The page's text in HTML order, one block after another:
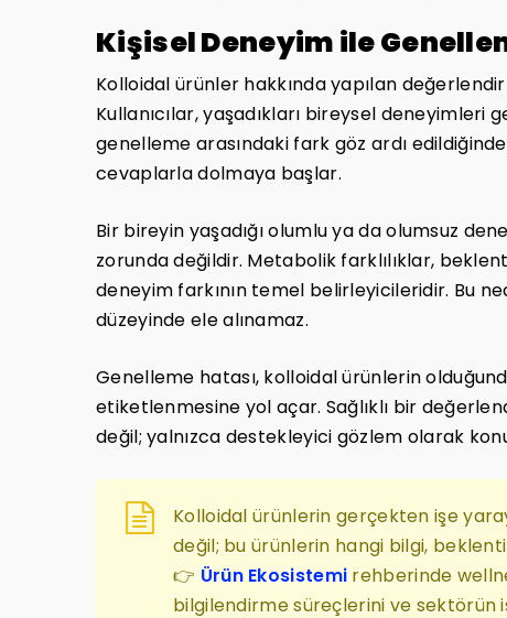
Kişisel Deneyim ile
Kolloidal ürünler hakkında yapılan
Kullanıcılar, yaşadıkları bireysel
genelleme arasındaki fark göz ardı
cevaplarla dolmaya başlar.
Bir bireyin yaşadığı olumlu ya da olumsuz
zorunda değildir. Metabolik farklılıklar,
deneyim farkının temel belirleyicileridir. Bu
düzeyinde ele alınamaz.
Genelleme hatası, kolloidal ürünlerin
etiketlenmesine yol açar. Sağlıklı bir
değil; yalnızca destekleyici gözlem olarak
Kolloidal ürünlerin gerçekten işe
değil; bu ürünlerin hangi bilgi,
👉 Ürün Ekosistemi rehberinde
bilgilendirme süreçlerini ve sektörün